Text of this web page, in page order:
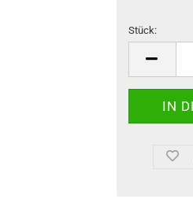
Stück:
Stück